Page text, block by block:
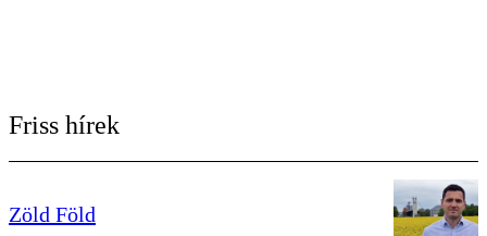
Friss hírek
Zöld Föld